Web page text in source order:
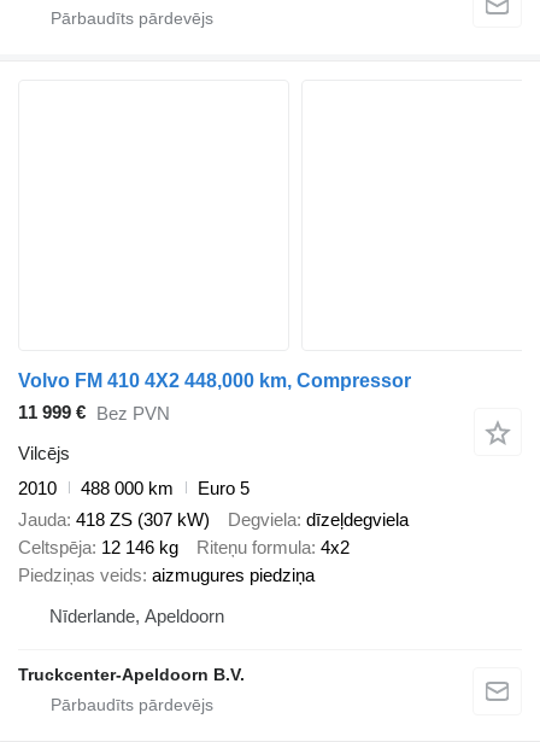
Volvo FM 410 4X2 448,000 km, Compressor
11 999 € Bez PVN
Vilcējs
2010
488 000 km
Euro 5
Jauda 418 ZS (307 kW) Degviela dīzeļdegviela
Celtspēja 12 146 kg Riteņu formula 4x2
Piedziņas veids aizmugures piedziņa
Nīderlande, Apeldoorn
Truckcenter-Apeldoorn B.V.